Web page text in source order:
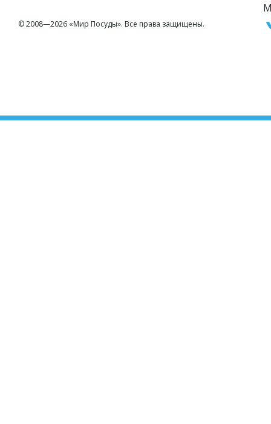
© 2008—2026 «Мир Посуды». Все права защищены.